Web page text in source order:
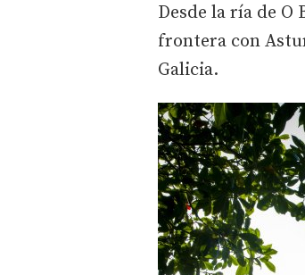
Desde la ría de
frontera con
Galicia.